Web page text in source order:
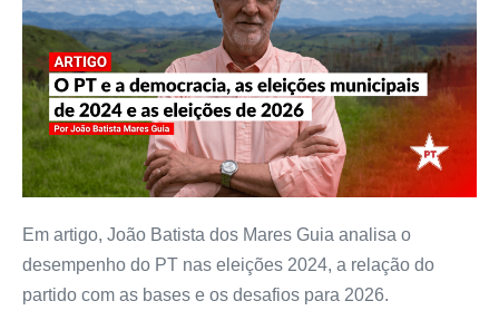
Em artigo, João Batista dos Mares Guia analisa o
desempenho do PT nas eleições 2024, a relação do
partido com as bases e os desafios para 2026.